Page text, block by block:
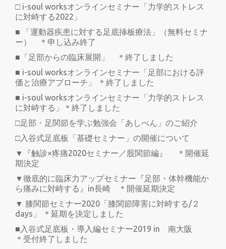
□ i-soul worksオンラインセミナー「力学的ストレス
に対峙する2022」
■ 「運動器疾患に対する足底挿板療法」（無料セミナ
ー） ＊申し込み終了
■「足部からの臨床展開」 ＊終了しました
■ i-soul worksオンラインセミナー「足部における評
価と治療アプローチ」 ＊終了しました
■ i-soul worksオンラインセミナー「力学的ストレス
に対峙する」＊終了しました
□足部・足関節を学ぶ勉強会「あしべん」のご紹介
□入谷式足底板「基礎セミナー」の開催について
▼『触診×疼痛2020セミナー／股関節編』 ＊開催延
期決定
▼徹底的に臨床力アップセミナー『足部・体幹機能か
ら痛みに対峙する』in長崎 ＊開催延期決定
▼ 膝関節セミナー2020「膝関節障害に対峙する/２
days」 ＊延期を決定しました
■入谷式足底板・導入編セミナー2019 in 南大阪
＊受付終了しました